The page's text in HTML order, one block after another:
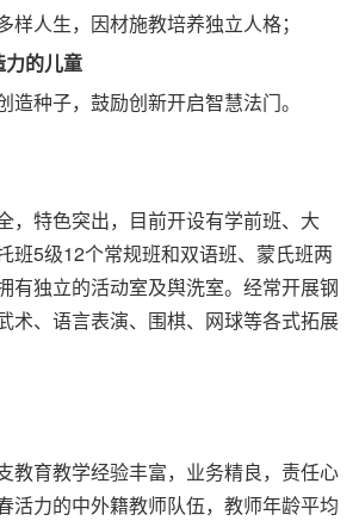
人生，因材施教培养独立人格；
的儿童
种子，鼓励创新开启智慧法门。
特色突出，目前开设有学前班、大
班5级12个常规班和双语班、蒙氏班两
有独立的活动室及舆洗室。经常开展钢
术、语言表演、围棋、网球等各式拓展
育教学经验丰富，业务精良，责任心
活力的中外籍教师队伍，教师年龄平均